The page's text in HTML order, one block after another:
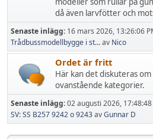
då även larvfötter och
Senaste inlägg: 16 mars 2026, 13:26:06
Trådbussmodellbygge i st...av Nico
Ordet är fritt
Här kan det diskuteras
ovanstående kategorier.
Senaste inlägg:02 augusti 2026, 17:48:48
SV: SS B257 9242 o 9243avGunnar D